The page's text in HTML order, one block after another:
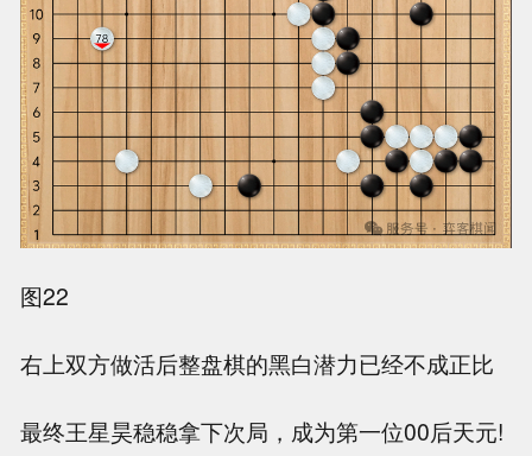
图22
右上双方做活后整盘棋的黑白潜力已经不成正比
最终王星昊稳稳拿下次局，成为第一位00后天元!